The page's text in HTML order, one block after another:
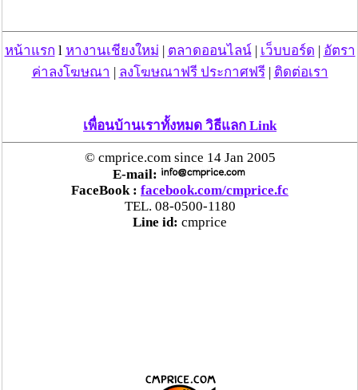
หน้าแรก l หางานเชียงใหม่ | ตลาดออนไลน์| เว็บบอร์ด | อัตรา
ค่าลงโฆษณา | ลงโฆษณาฟรี ประกาศฟรี| ติดต่อเรา
เพื่อนบ้านเราทั้งหมด วิธีแลก Link
© cmprice.com since 14 Jan 2005
E-mail:
FaceBook : facebook.com/cmprice.fc
TEL. 08-0500-1180
Line id: cmprice